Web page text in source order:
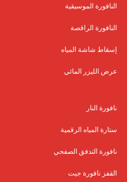
النافورة الموسيقية
النافورة الراقصة
إسقاط شاشة المياه
عرض الليزر المائي
نافورة النار
ستارة المياه الرقمية
نافورة التدفق الصفحي
القفز نافورة جيت